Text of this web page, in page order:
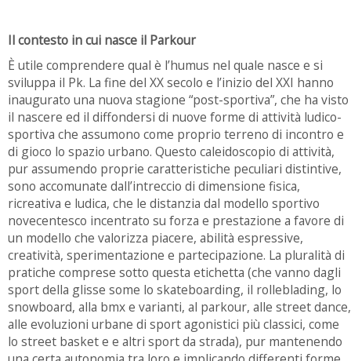
Il contesto in cui nasce il Parkour
È utile comprendere qual è l’humus nel quale nasce e si
sviluppa il Pk. La fine del XX secolo e l’inizio del XXI hanno
inaugurato una nuova stagione “post-sportiva”, che ha visto
il nascere ed il diffondersi di nuove forme di attività ludico-
sportiva che assumono come proprio terreno di incontro e
di gioco lo spazio urbano. Questo caleidoscopio di attività,
pur assumendo proprie caratteristiche peculiari distintive,
sono accomunate dall’intreccio di dimensione fisica,
ricreativa e ludica, che le distanzia dal modello sportivo
novecentesco incentrato su forza e prestazione a favore di
un modello che valorizza piacere, abilità espressive,
creatività, sperimentazione e partecipazione. La pluralità di
pratiche comprese sotto questa etichetta (che vanno dagli
sport della glisse some lo skateboarding, il rolleblading, lo
snowboard, alla bmx e varianti, al parkour, alle street dance,
alle evoluzioni urbane di sport agonistici più classici, come
lo street basket e e altri sport da strada), pur mantenendo